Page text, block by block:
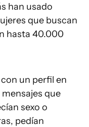
han usado
que buscan
hasta 40.000
un perfil en
que
sexo o
pedían